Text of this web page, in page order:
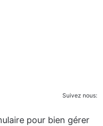
Suivez nous:
pour bien gérer